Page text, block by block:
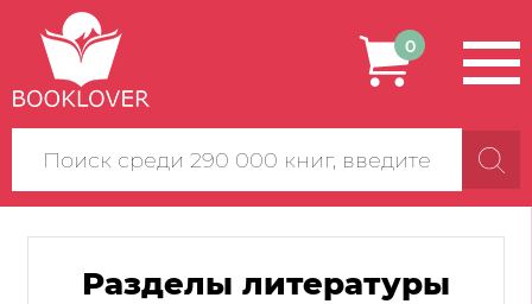
Поиск
по
сайту
0
Разделы литературы